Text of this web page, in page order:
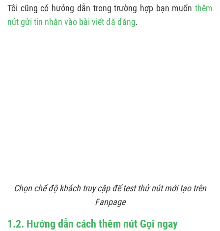
Tôi cũng có hướng dẫn trong trường hợp bạn muốn thêm
nút gửi tin nhắn vào bài viết đã đăng.
Chọn chế độ khách truy cập để test thử nút mới tạo trên
Fanpage
1.2. Hướng dẫn cách thêm nút Gọi ngay